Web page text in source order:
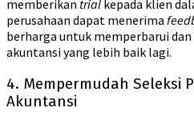
memberikan trial kepada klien
perusahaan dapat menerima
berharga untuk memperbarui
akuntansi yang lebih baik lagi.
4. Mempermudah Seleksi
Akuntansi